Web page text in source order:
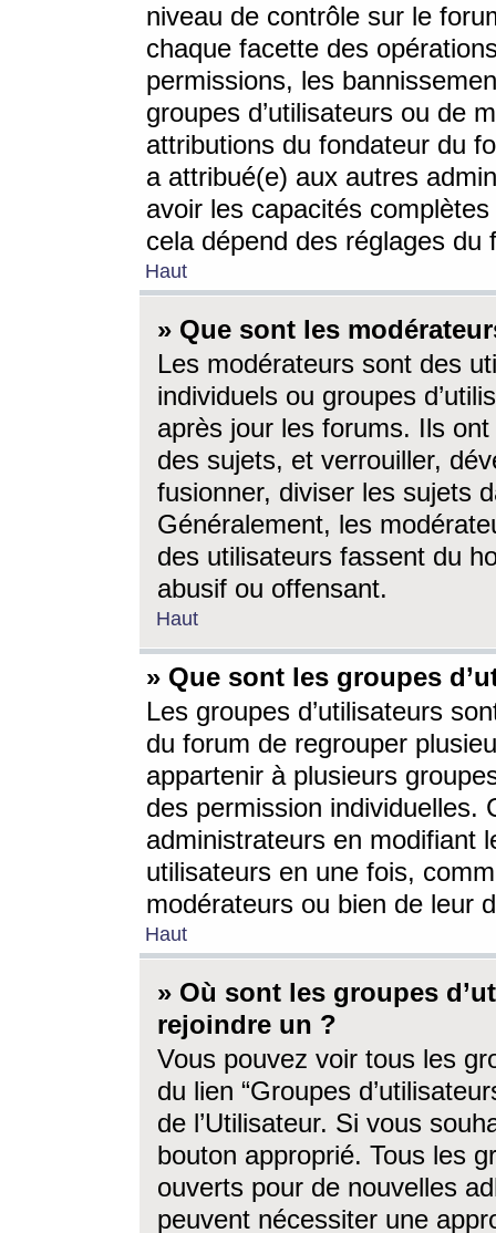
niveau de contrôle sur le
chaque facette des
permissions, les
groupes d’utilisateurs ou de
attributions du fondateur du
a attribué(e) aux autres
avoir les capacités
cela dépend des réglages du
Haut
» Que sont les
Les modérateurs sont des
individuels ou groupes
après jour les forums. Ils ont
des sujets, et verrouiller,
fusionner, diviser les sujets
Généralement, les
des utilisateurs fassent du
abusif ou offensant.
Haut
» Que sont les groupes
Les groupes d’utilisateurs
du forum de regrouper
appartenir à plusieurs
des permission individuelles.
administrateurs en modifiant
utilisateurs en une fois,
modérateurs ou bien de leur
Haut
» Où sont les groupes
rejoindre un ?
Vous pouvez voir tous les
du lien “Groupes
de l’Utilisateur. Si vous
bouton approprié. Tous les
ouverts pour de nouvelles
peuvent nécessiter une